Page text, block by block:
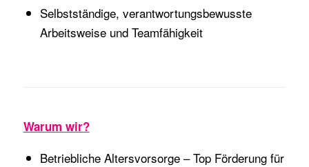
Selbstständige, verantwortungsbewusste
Arbeitsweise und Teamfähigkeit
Warum wir?
Betriebliche Altersvorsorge – Top Förderung für